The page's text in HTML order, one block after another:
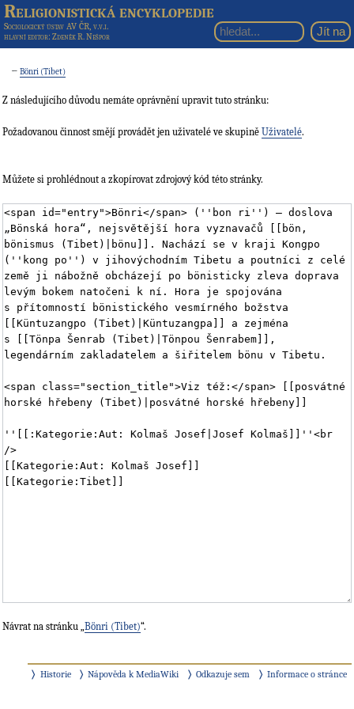
Religionistická encyklopedie
Sociologický ústav AV ČR, v.v.i.
hlavní editor: Zdeněk R. Nešpor
←Bönri (Tibet)
Z následujícího důvodu nemáte oprávnění upravit tuto stránku:
Požadovanou činnost smějí provádět jen uživatelé ve skupině Uživatelé.
Můžete si prohlédnout a zkopírovat zdrojový kód této stránky.
Návrat na stránku „ Bönri (Tibet)“.
Historie Nápověda k MediaWiki Odkazuje sem Informace o stránce